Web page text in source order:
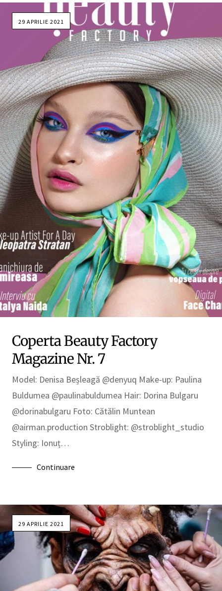
29 APRILIE 2021
Coperta Beauty Factory
Magazine Nr. 7
Model: Denisa Beșleagă @denyuq Make-up: Paulina
Buldumea @paulinabuldumea Hair: Dorina Bulgaru
@dorinabulgaru Foto: Cătălin Muntean
@airman.production Stroblight: @stroblight_studio
Styling: Ionuț…
Continuare
29 APRILIE 2021